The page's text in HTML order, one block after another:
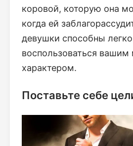
коровой, которую она
когда ей
девушки способны легко
воспользоваться вашим
характером.
Поставьте себе